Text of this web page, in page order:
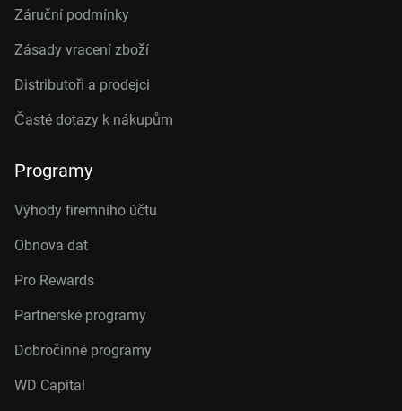
Záruční podmínky
Zásady vracení zboží
Distributoři a prodejci
Časté dotazy k nákupům
Programy
Výhody firemního účtu
Obnova dat
Pro Rewards
Partnerské programy
Dobročinné programy
WD Capital